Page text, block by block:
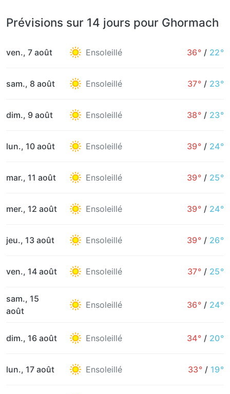
Prévisions sur 14 jours pour Ghormach
ven., 7 août Ensoleillé 36° / 22°
sam., 8 août Ensoleillé 37° / 23°
dim., 9 août Ensoleillé 38° / 23°
lun., 10 août Ensoleillé 39° / 24°
mar., 11 août Ensoleillé 39° / 25°
mer., 12 août Ensoleillé 39° / 24°
jeu., 13 août Ensoleillé 39° / 26°
ven., 14 août Ensoleillé 37° / 25°
sam., 15
août
Ensoleillé 36° / 24°
dim., 16 août Ensoleillé 34° / 20°
lun., 17 août Ensoleillé 33° / 19°